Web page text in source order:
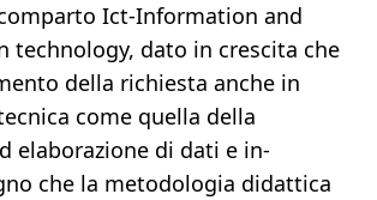
Ict-Information and
technology, dato in crescita che
della richiesta anche in
come quella della
elaborazione di dati e in-
che la metodologia didattica